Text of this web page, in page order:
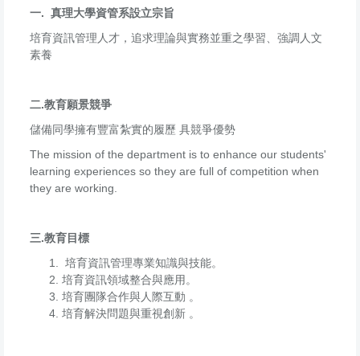
一. 真理大學資管系設立宗旨
培育資訊管理人才，追求理論與實務並重之學習、強調人文
素養
二.教育願景競爭
儲備同學擁有豐富紮實的履歷 具競爭優勢
The mission of the department is to enhance our students'
learning experiences so they are full of competition when
they are working.
三.教育目標
培育資訊管理專業知識與技能。
培育資訊領域整合與應用。
培育團隊合作與人際互動 。
培育解決問題與重視創新 。